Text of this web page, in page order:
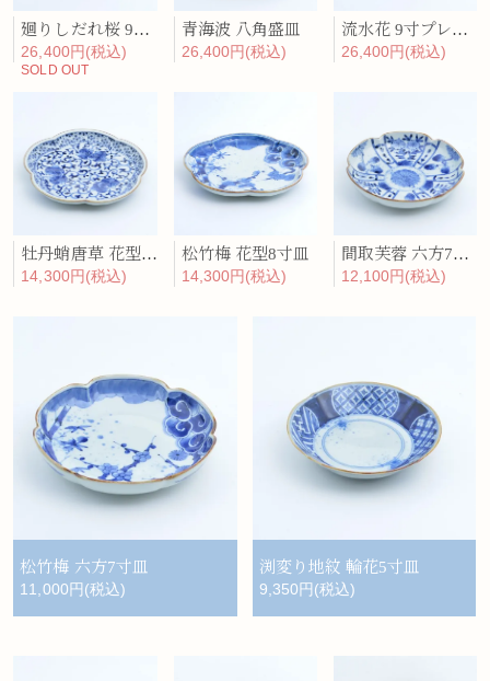
廻りしだれ桜 9寸プレート
26,400円(税込)
SOLD OUT
青海波 八角盛皿
26,400円(税込)
流水花 9寸プレート
26,400円(税込)
牡丹蛸唐草 花型8寸皿
14,300円(税込)
松竹梅 花型8寸皿
14,300円(税込)
間取芙蓉 六方7寸皿
12,100円(税込)
松竹梅 六方7寸皿
11,000円(税込)
渕変り地紋 輪花5寸皿
9,350円(税込)